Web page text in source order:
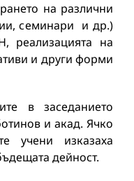
на различни
семинари и др.)
реализацията на
и други форми
в заседанието
и акад. Ячко
учени изказаха
дейност.